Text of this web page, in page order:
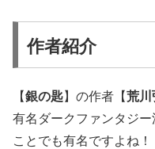
作者紹介
【銀の匙】の作者【荒川
有名ダークファンタジー
ことでも有名ですよね！